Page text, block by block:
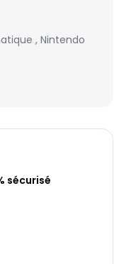
, Nintendo
sécurisé